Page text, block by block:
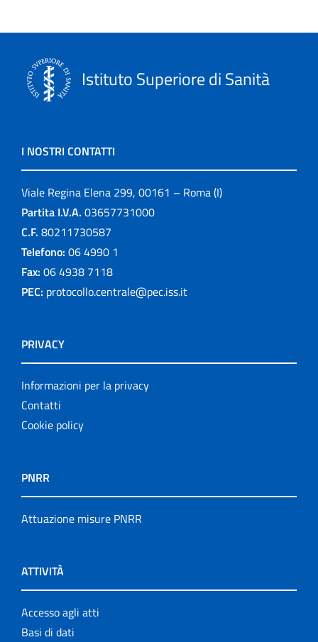
Istituto Superiore di Sanità
I NOSTRI CONTATTI
Viale Regina Elena 299, 00161 – Roma (I)
Partita I.V.A. 03657731000
C.F. 80211730587
Telefono: 06 4990 1
Fax: 06 4938 7118
PEC: protocollo.centrale@pec.iss.it
PRIVACY
Informazioni per la privacy
Contatti
Cookie policy
PNRR
Attuazione misure PNRR
ATTIVITÀ
Accesso agli atti
Basi di dati